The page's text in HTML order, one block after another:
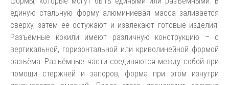
единую стальную форму алюминиевая масса заливается
сверху, затем её остужают и извлекают готовые изделия.
Разъёмные кокили имеют различную конструкцию – с
вертикальной, горизонтальной или криволинейной формой
разъёма. Разъёмные части соединяются между собой при
помощи стержней и запоров, форма при этом изнутри